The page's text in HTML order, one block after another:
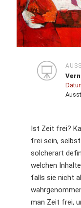
Ist Zeit frei?
frei sein,
solcherart
welchen
falls sie nicht
man Zeit frei,